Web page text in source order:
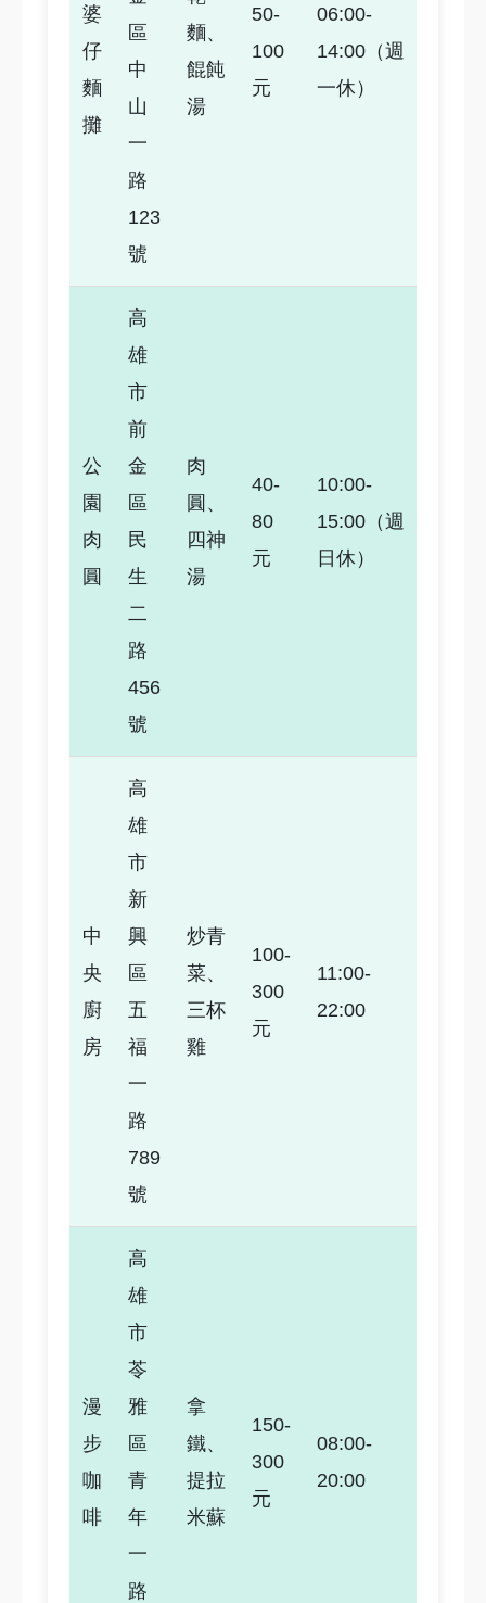
婆
仔
麵
攤
區
中
山
一
路
123
號
麵、
餛飩
湯
50-
100
元
06:00-
14:00（週
一休）
公
園
肉
圓
高
雄
市
前
金
區
民
生
二
路
456
號
肉
圓、
四神
湯
40-
80
元
10:00-
15:00（週
日休）
中
央
廚
房
高
雄
市
新
興
區
五
福
一
路
789
號
炒青
菜、
三杯
雞
100-
300
元
11:00-
22:00
漫
步
咖
啡
高
雄
市
苓
雅
區
青
年
一
路
拿
鐵、
提拉
米蘇
150-
300
元
08:00-
20:00